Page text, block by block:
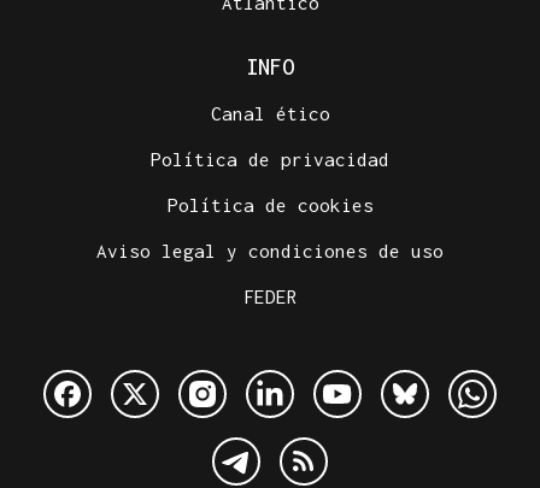
INFO
Canal ético
Política de privacidad
Política de cookies
Aviso legal y condiciones de uso
FEDER